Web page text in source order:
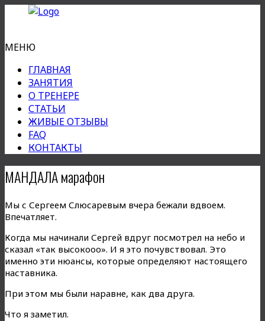
МЕНЮ
ГЛАВНАЯ
ЗАНЯТИЯ
О ТРЕНЕРЕ
СТАТЬИ
ЖИВЫЕ ОТЗЫВЫ
FAQ
КОНТАКТЫ
МАНДАЛА марафон
Мы с Сергеем Слюсаревым вчера бежали вдвоем.
Впечатляет.
Когда мы начинали Сергей вдруг посмотрел на небо и
сказал «так высокооо». И я это почувствовал. Это
именно эти нюансы, которые определяют настоящего
наставника.
При этом мы были наравне, как два друга.
Что я заметил.